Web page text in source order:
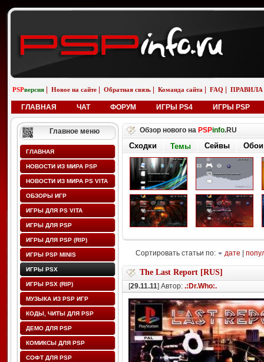
PSPверсия Новое на сайте Обратная связь Команда сайта FAQ ПРАВИЛА
ГЛАВНАЯ ЧАТ ФОРУМ ИГРЫ PS4 ИГРЫ PSP
Главное меню
ГЛАВНАЯ
НОВОСТИ ИЗ МИРА PSP
НОВОСТИ ИЗ МИРА PS VITA
ОБЗОРЫ ИГР
ИГРЫ ДЛЯ PS VITA
ИГРЫ ДЛЯ PSP
ИГРЫ ДЛЯ PSP (RIP)
ИГРЫ PSP MINIS
ИГРЫ PSX
ИГРЫ PSX (RIP)
МУЗЫКА ИЗ PSP ИГР
КОДЫ, ЧИТЫ ДЛЯ PSP
ДЕМО ДЛЯ PSP
КОМИКСЫ ДЛЯ PSP
СОФТ ДЛЯ PSP
Обзор нового на PSPinfo.RU
Сходки Темы Сейвы Обои
Сортировать статьи по: дате
The Last Report [RUS]
[29.11.11] Автор: .:Dr.Who:.